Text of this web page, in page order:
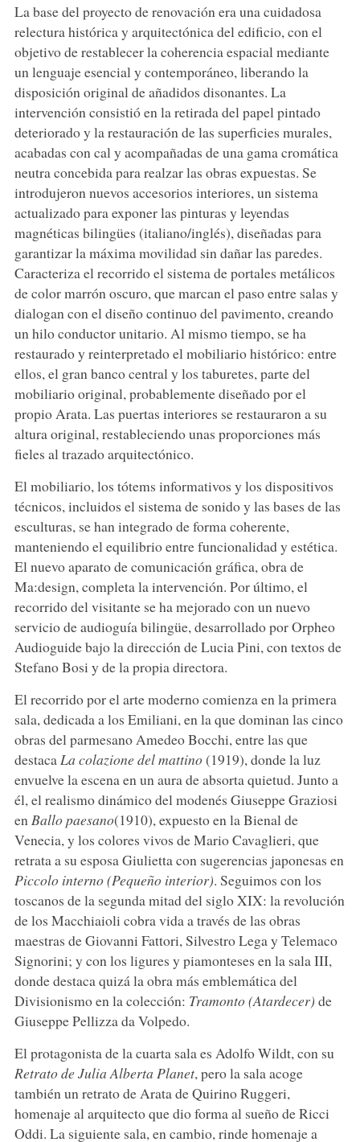
La base del proyecto de renovación era una cuidadosa
relectura histórica y arquitectónica del edificio, con el
objetivo de restablecer la coherencia espacial mediante
un lenguaje esencial y contemporáneo, liberando la
disposición original de añadidos disonantes. La
intervención consistió en la retirada del papel pintado
deteriorado y la restauración de las superficies murales,
acabadas con cal y acompañadas de una gama cromática
neutra concebida para realzar las obras expuestas. Se
introdujeron nuevos accesorios interiores, un sistema
actualizado para exponer las pinturas y leyendas
magnéticas bilingües (italiano/inglés), diseñadas para
garantizar la máxima movilidad sin dañar las paredes.
Caracteriza el recorrido el sistema de portales metálicos
de color marrón oscuro, que marcan el paso entre salas y
dialogan con el diseño continuo del pavimento, creando
un hilo conductor unitario. Al mismo tiempo, se ha
restaurado y reinterpretado el mobiliario histórico: entre
ellos, el gran banco central y los taburetes, parte del
mobiliario original, probablemente diseñado por el
propio Arata. Las puertas interiores se restauraron a su
altura original, restableciendo unas proporciones más
fieles al trazado arquitectónico.
El mobiliario, los tótems informativos y los dispositivos
técnicos, incluidos el sistema de sonido y las bases de las
esculturas, se han integrado de forma coherente,
manteniendo el equilibrio entre funcionalidad y estética.
El nuevo aparato de comunicación gráfica, obra de
Ma:design, completa la intervención. Por último, el
recorrido del visitante se ha mejorado con un nuevo
servicio de audioguía bilingüe, desarrollado por Orpheo
Audioguide bajo la dirección de Lucia Pini, con textos de
Stefano Bosi y de la propia directora.
El recorrido por el arte moderno comienza en la primera
sala, dedicada a los Emiliani, en la que dominan las cinco
obras del parmesano Amedeo Bocchi, entre las que
destacaLa colazione del mattino(1919), donde la luz
envuelve la escena en un aura de absorta quietud. Junto a
él, el realismo dinámico del modenés Giuseppe Graziosi
enBallo paesano(1910), expuesto en la Bienal de
Venecia, y los colores vivos de Mario Cavaglieri, que
retrata a su esposa Giulietta con sugerencias japonesas en
Piccolo interno (Pequeño interior). Seguimos con los
toscanos de la segunda mitad del siglo XIX: la revolución
de los Macchiaioli cobra vida a través de las obras
maestras de Giovanni Fattori, Silvestro Lega y Telemaco
Signorini; y con los ligures y piamonteses en la sala III,
donde destaca quizá la obra más emblemática del
Divisionismo en la colección: Tramonto (Atardecer) de
Giuseppe Pellizza da Volpedo.
El protagonista de la cuarta sala es Adolfo Wildt, con su
Retrato de Julia Alberta Planet, pero la sala acoge
también un retrato de Arata de Quirino Ruggeri,
homenaje al arquitecto que dio forma al sueño de Ricci
Oddi. La siguiente sala, en cambio, rinde homenaje a